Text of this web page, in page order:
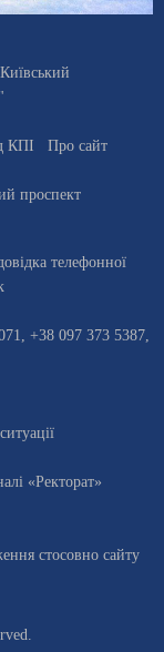
КПІ
Про сайт
проспект
телефонної
+38 097 373 5387,
«Ректорат»
стосовно сайту